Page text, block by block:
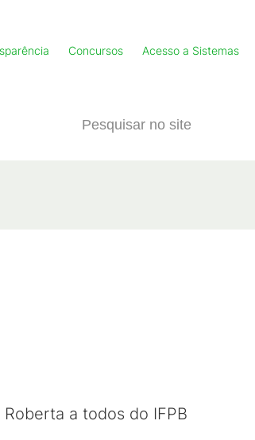
Concursos Acesso a Sistemas
a todos do IFPB